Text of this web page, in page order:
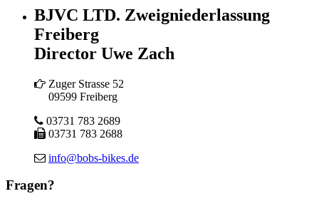
BJVC LTD. Zweigniederlassung
Freiberg
Director Uwe Zach
Zuger Strasse 52
09599 Freiberg
03731 783 2689
03731 783 2688
info@bobs-bikes.de
Fragen?